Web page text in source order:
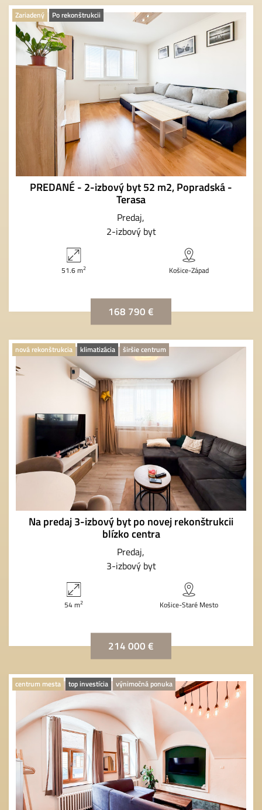
Zariadený Po rekonštrukcii
PREDANÉ - 2-izbový byt 52 m2, Popradská -
Terasa
Predaj
2-izbový byt
51.6 m2 Košice-Západ
168 790 €
nová rekonštrukcia klimatizácia širšie centrum
Na predaj 3-izbový byt po novej rekonštrukcii
blízko centra
Predaj
3-izbový byt
54 m2 Košice-Staré Mesto
214 000 €
centrum mesta top investícia výnimočná ponuka